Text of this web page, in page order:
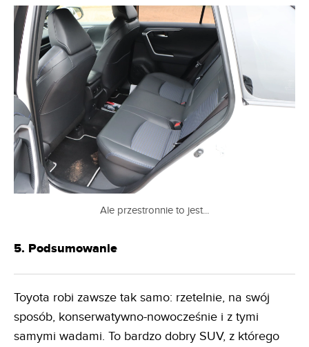
Ale przestronnie to jest...
5. Podsumowanie
Toyota robi zawsze tak samo: rzetelnie, na swój
sposób, konserwatywno-nowocześnie i z tymi
samymi wadami. To bardzo dobry SUV, z którego